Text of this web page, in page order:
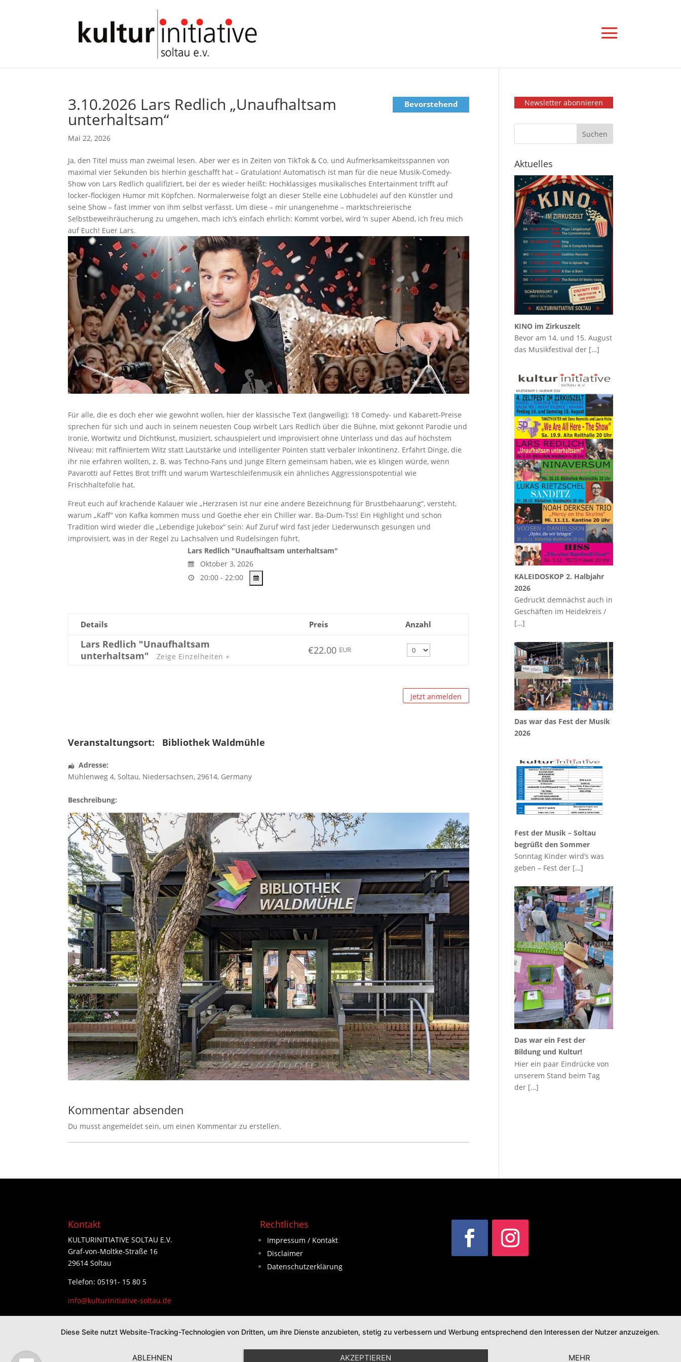
Bevorstehend
3.10.2026 Lars Redlich „Unaufhaltsam
unterhaltsam“
Mai 22, 2026
Ja, den Titel muss man zweimal lesen. Aber wer es in Zeiten von TikTok & Co. und Aufmerksamkeitsspannen von
maximal vier Sekunden bis hierhin geschafft hat – Gratulation! Automatisch ist man für die neue Musik-Comedy-
Show von Lars Redlich qualifiziert, bei der es wieder heißt: Hochklassiges musikalisches Entertainment trifft auf
locker-flockigen Humor mit Köpfchen. Normalerweise folgt an dieser Stelle eine Lobhudelei auf den Künstler und
seine Show – fast immer von ihm selbst verfasst. Um diese – mir unangenehme – marktschreierische
Selbstbeweihräucherung zu umgehen, mach ich’s einfach ehrlich: Kommt vorbei, wird ’n super Abend, ich freu mich
auf Euch! Euer Lars.
Für alle, die es doch eher wie gewohnt wollen, hier der klassische Text (langweilig): 18 Comedy- und Kabarett-Preise
sprechen für sich und auch in seinem neuesten Coup wirbelt Lars Redlich über die Bühne, mixt gekonnt Parodie und
Ironie, Wortwitz und Dichtkunst, musiziert, schauspielert und improvisiert ohne Unterlass und das auf höchstem
Niveau: mit raffiniertem Witz statt Lautstärke und intelligenter Pointen statt verbaler Inkontinenz. Erfahrt Dinge, die
ihr nie erfahren wollten, z. B. was Techno-Fans und junge Eltern gemeinsam haben, wie es klingen würde, wenn
Pavarotti auf Fettes Brot trifft und warum Warteschleifenmusik ein ähnliches Aggressionspotential wie
Frischhaltefolie hat.
Freut euch auf krachende Kalauer wie „Herzrasen ist nur eine andere Bezeichnung für Brustbehaarung“, versteht,
warum „Kaff“ von Kafka kommen muss und Goethe eher ein Chiller war. Ba-Dum-Tss! Ein Highlight und schon
Tradition wird wieder die „Lebendige Jukebox“ sein: Auf Zuruf wird fast jeder Liederwunsch gesungen und
improvisiert, was in der Regel zu Lachsalven und Rudelsingen führt.
Lars Redlich "Unaufhaltsam unterhaltsam"
Oktober 3, 2026
20:00 - 22:00
Details Preis Anzahl
Lars Redlich "Unaufhaltsam
unterhaltsam"
Zeige Einzelheiten +
€22.00 EUR Anzahl
Veranstaltungsort: Bibliothek Waldmühle
Adresse:
Mühlenweg 4,Soltau, Niedersachsen,29614, Germany
Beschreibung:
Kommentar absenden
Du musst angemeldet sein, um einen Kommentar zu erstellen.
Newsletter abonnieren
Aktuelles
KINO im Zirkuszelt
Bevor am 14. und 15. August
das Musikfestival der […]
KALEIDOSKOP 2. Halbjahr
2026
Gedruckt demnächst auch in
Geschäften im Heidekreis /
[…]
Das war das Fest der Musik
2026
Fest der Musik – Soltau
begrüßt den Sommer
Sonntag Kinder wird’s was
geben – Fest der […]
Das war ein Fest der
Bildung und Kultur!
Hier ein paar Eindrücke von
unserem Stand beim Tag
der […]
Kontakt
KULTURINITIATIVE SOLTAU E.V.
Graf-von-Moltke-Straße 16
29614 Soltau
Telefon: 05191- 15 80 5
info@kulturinitiative-soltau.de
Rechtliches
Impressum / Kontakt
Disclaimer
Datenschutzerklärung
Diese Seite nutzt Website-Tracking-Technologien von Dritten, um ihre Dienste anzubieten, stetig zu verbessern und Werbung entsprechend den Interessen der Nutzer anzuzeigen.
ABLEHNEN AKZEPTIEREN MEHR